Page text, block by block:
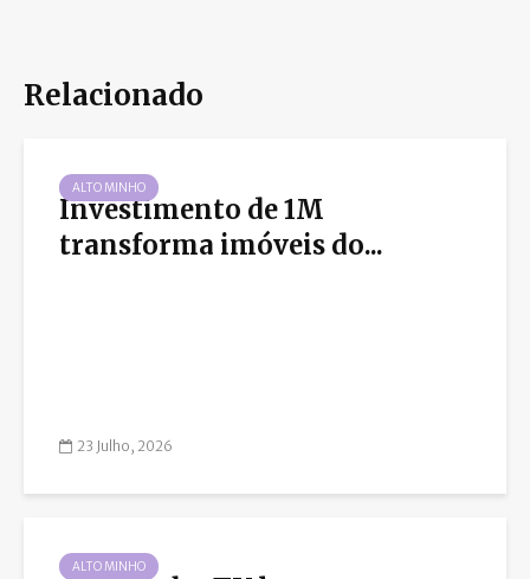
Relacionado
ALTO MINHO
Investimento de 1M
transforma imóveis do...
23 Julho, 2026
ALTO MINHO